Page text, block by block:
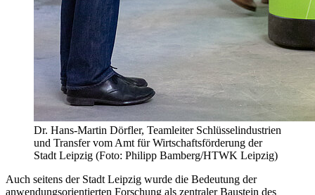
Dr. Hans-Martin Dörfler, Teamleiter Schlüsselindustrien
und Transfer vom Amt für Wirtschaftsförderung der
Stadt Leipzig (Foto: Philipp Bamberg/HTWK Leipzig)
Auch seitens der Stadt Leipzig wurde die Bedeutung der
anwendungsorientierten Forschung als zentraler Baustein des